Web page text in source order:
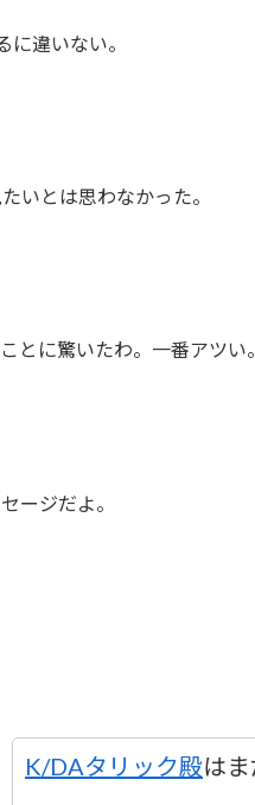
違いない。
いとは思わなかった。
とに驚いたわ。一番アツい。
ージだよ。
K/DAタリック殿はま